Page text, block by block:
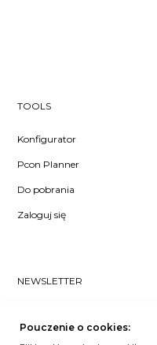
TOOLS
Konfigurator
Pcon Planner
Do pobrania
Zaloguj się
NEWSLETTER
się do naszego #nospam
Pouczenie o cookies: